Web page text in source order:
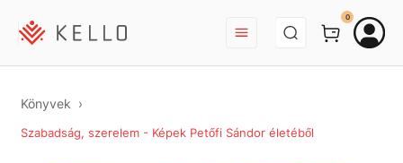
BEJELENTKEZÉS
0
Könyvek
Szabadság, szerelem - Képek Petőfi Sándor életéből